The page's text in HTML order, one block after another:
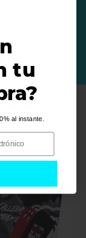
tu
al instante.